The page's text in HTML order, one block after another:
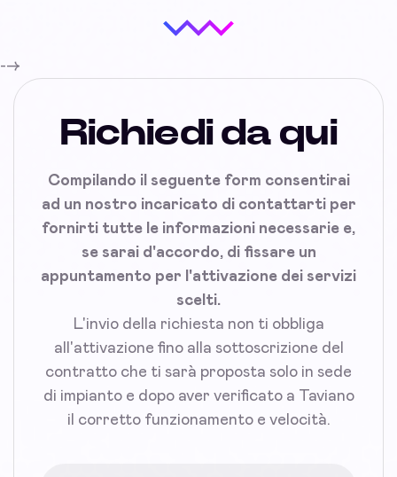
-->
Richiedi da qui
Compilando il seguente form consentirai
ad un nostro incaricato di contattarti per
fornirti tutte le informazioni necessarie e,
se sarai d'accordo, di fissare un
appuntamento per l'attivazione dei servizi
scelti.
L'invio della richiesta non ti obbliga
all'attivazione fino alla sottoscrizione del
contratto che ti sarà proposta solo in sede
di impianto e dopo aver verificato a Taviano
il corretto funzionamento e velocità.